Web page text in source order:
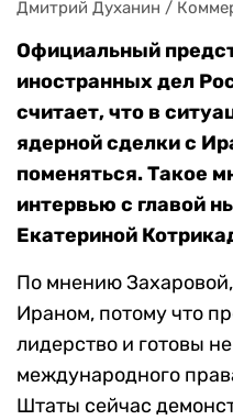
Дмитрий Духанин /
Официальный
иностранных дел
считает, что в
ядерной сделки с
поменяться. Такое
интервью с главой
Екатериной
По мнению
Ираном, потому что
лидерство и готовы
международного
Штаты сейчас